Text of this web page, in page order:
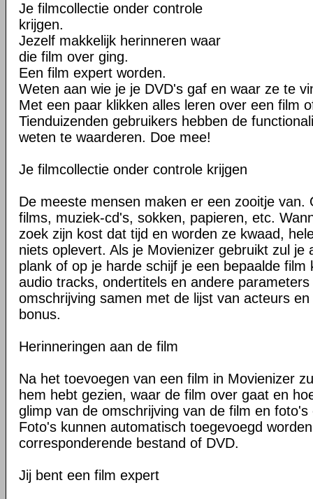
Je filmcollectie onder controle
krijgen.
Jezelf makkelijk herinneren waar
die film over ging.
Een film expert worden.
Weten aan wie je je DVD's gaf en waar ze te
Met een paar klikken alles leren over een film
Tienduizenden gebruikers hebben de
weten te waarderen. Doe mee!
Je filmcollectie onder controle krijgen
De meeste mensen maken er een zooitje van.
films, muziek-cd's, sokken, papieren, etc.
zoek zijn kost dat tijd en worden ze kwaad,
niets oplevert. Als je Movienizer gebruikt zul je
plank of op je harde schijf je een bepaalde film
audio tracks, ondertitels en andere
omschrijving samen met de lijst van acteurs
bonus.
Herinneringen aan de film
Na het toevoegen van een film in Movienizer
hem hebt gezien, waar de film over gaat en
glimp van de omschrijving van de film en
Foto's kunnen automatisch toegevoegd
corresponderende bestand of DVD.
Jij bent een film expert